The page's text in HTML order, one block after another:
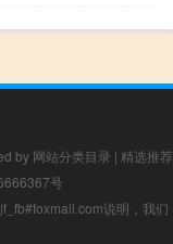
by 网站分类目录 | 精选推荐
号
说明，我们